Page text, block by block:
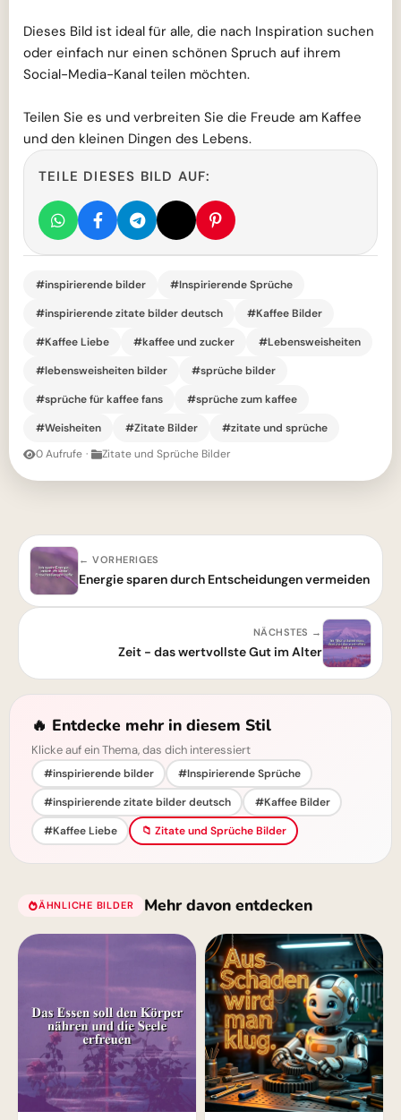
Dieses Bild ist ideal für alle, die nach Inspiration suchen
oder einfach nur einen schönen Spruch auf ihrem
Social-Media-Kanal teilen möchten.
Teilen Sie es und verbreiten Sie die Freude am Kaffee
und den kleinen Dingen des Lebens.
TEILE DIESES BILD AUF:
#inspirierende bilder
#Inspirierende Sprüche
#inspirierende zitate bilder deutsch
#Kaffee Bilder
#Kaffee Liebe
#kaffee und zucker
#Lebensweisheiten
#lebensweisheiten bilder
#sprüche bilder
#sprüche für kaffee fans
#sprüche zum kaffee
#Weisheiten
#Zitate Bilder
#zitate und sprüche
0 Aufrufe · Zitate und Sprüche Bilder
← VORHERIGES
Energie sparen durch Entscheidungen vermeiden
NÄCHSTES →
Zeit - das wertvollste Gut im Alter
🔥 Entdecke mehr in diesem Stil
Klicke auf ein Thema, das dich interessiert
#inspirierende bilder
#Inspirierende Sprüche
#inspirierende zitate bilder deutsch
#Kaffee Bilder
#Kaffee Liebe
📁 Zitate und Sprüche Bilder
ÄHNLICHE BILDER Mehr davon entdecken